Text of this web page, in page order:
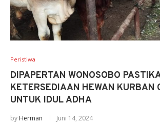
Peristiwa
DIPAPERTAN WONOSOBO
KETERSEDIAAN HEWAN KURBAN
UNTUK IDUL ADHA
by Herman Juni 14, 2024